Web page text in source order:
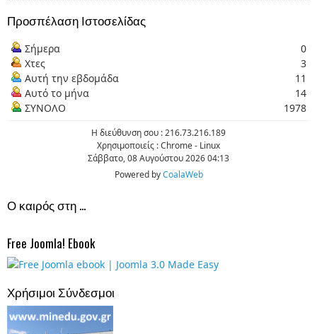
Προσπέλαση Ιστοσελίδας
Σήμερα
0
Χτες
3
Αυτή την εβδομάδα
11
Αυτό το μήνα
14
ΣΥΝΟΛΟ
1978
H διεύθυνση σου : 216.73.216.189
Χρησιμοποιείς : Chrome - Linux
Σάββατο, 08 Αυγούστου 2026 04:13
Powered byCoalaWeb
Ο καιρός στη ...
Free Joomla! Ebook
Χρήσιμοι Σύνδεσμοι